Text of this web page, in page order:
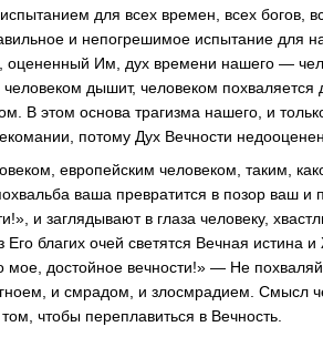
для всех времен, всех
и непогрешимое испытание для
Им, дух времени нашего —
человеком дышит, человеком
В этом основа трагизма нашего, и
потому Дух Вечности
европейским человеком, таким,
ваша превратится в позор ваш
и заглядывают в глаза человеку,
Его благих очей светятся Вечная
мое, достойное вечности!» — Не
и смрадом, и злосмрадием. Смысл
чтобы переплавиться в Вечность.